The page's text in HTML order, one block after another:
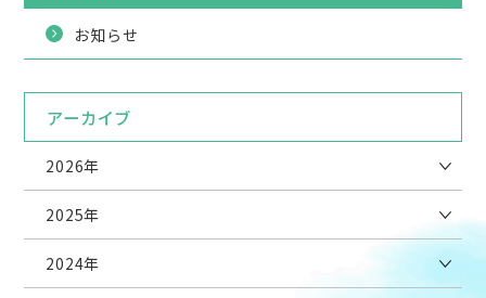
お知らせ
アーカイブ
2026年
2025年
2024年